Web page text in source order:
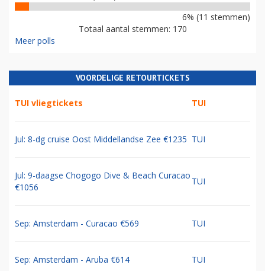
6% (11 stemmen)
Totaal aantal stemmen: 170
Meer polls
VOORDELIGE RETOURTICKETS
TUI vliegtickets TUI
Jul: 8-dg cruise Oost Middellandse Zee €1235 TUI
Jul: 9-daagse Chogogo Dive & Beach Curacao
€1056
TUI
Sep: Amsterdam - Curacao €569 TUI
Sep: Amsterdam - Aruba €614 TUI